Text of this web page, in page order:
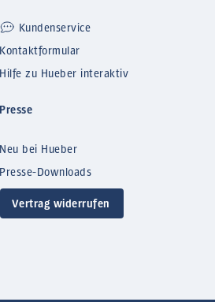
Kundenservice
Kontaktformular
Hilfe zu Hueber interaktiv
Presse
Neu bei Hueber
Presse-Downloads
Vertrag widerrufen